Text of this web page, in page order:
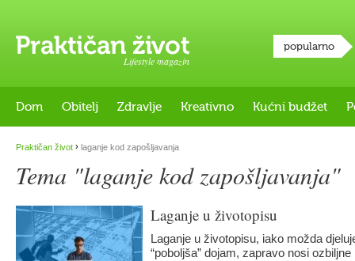
Lifestyle magazin
popularno
Dom Obitelj Zdravlje Kreativno Kućni budžet
Praktičan život › laganje kod zapošljavanja
Tema "laganje kod zapošljavanja"
Laganje u životopisu
Laganje u životopisu, iako možda
“poboljša” dojam, zapravo nosi